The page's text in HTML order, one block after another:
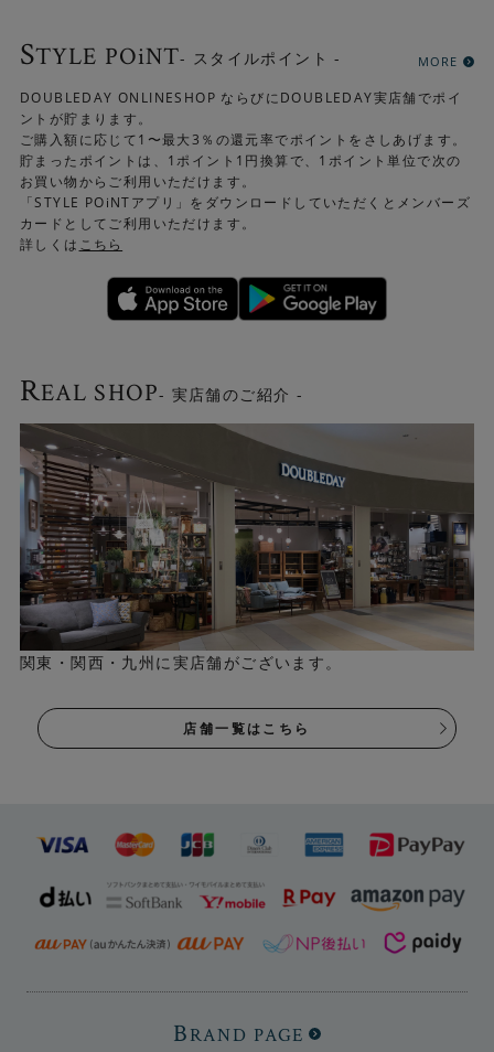
STYLE POiNT- スタイルポイント - MORE
DOUBLEDAY ONLINESHOP ならびにDOUBLEDAY実店舗でポイ
ントが貯まります。
ご購入額に応じて1〜最大3％の還元率でポイントをさしあげます。
貯まったポイントは、1ポイント1円換算で、1ポイント単位で次の
お買い物からご利用いただけます。
「STYLE POiNTアプリ」をダウンロードしていただくとメンバーズ
カードとしてご利用いただけます。
詳しくは こちら
REAL SHOP- 実店舗のご紹介 -
関東・関西・九州に実店舗がございます。
店舗一覧はこちら
BRAND PAGE